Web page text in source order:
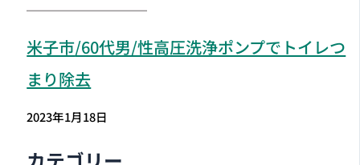
米子市/60代男/性高圧洗浄ポンプでトイレつ
まり除去
2023年1月18日
カテゴリー